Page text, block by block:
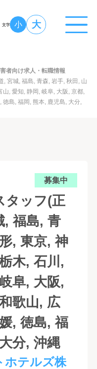
文字 小 大
者向け求人・転職情報
宮城, 福島, 青森, 岩手, 秋田, 山
山, 愛知, 静岡, 岐阜, 大阪, 京都,
徳島, 福岡, 熊本, 鹿児島, 大分,
募集中
タッフ(正
, 福島, 青
, 東京, 神
木, 石川,
阜, 大阪,
歌山, 広
, 徳島, 福
分, 沖縄
ホテルズ株